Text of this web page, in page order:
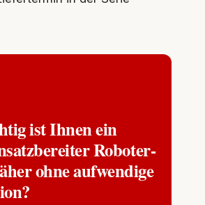
ist Ihnen ein
Roboter-
ohne aufwendige